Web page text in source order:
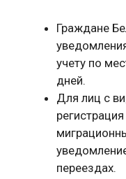
Граждане
учету по
дней.
Для лиц с
переездах.